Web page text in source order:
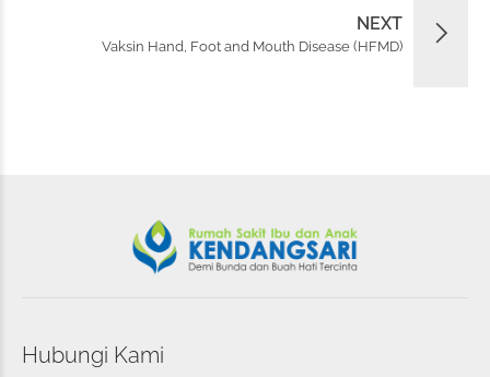
NEXT
Vaksin Hand, Foot and Mouth Disease (HFMD)
Hubungi Kami